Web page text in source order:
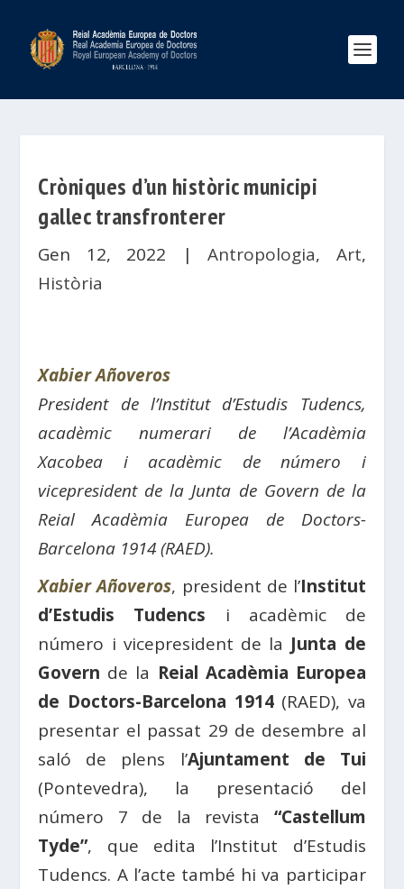
Cròniques d’un històric municipi
gallec transfronterer
Gen 12, 2022 |Antropologia, Art,
Història
Xabier Añoveros
President de l’Institut d’Estudis Tudencs,
acadèmic numerari de l’Acadèmia
Xacobea i acadèmic de número i
vicepresident de la Junta de Govern de la
Reial Acadèmia Europea de Doctors-
Barcelona 1914 (RAED).
Xabier Añoveros, president de l’Institut
d’Estudis Tudencs i acadèmic de
número i vicepresident de la Junta de
Govern de la Reial Acadèmia Europea
de Doctors-Barcelona 1914(RAED), va
presentar el passat 29 de desembre al
saló de plens l’Ajuntament de Tui
(Pontevedra), la presentació del
número 7 de la revista “Castellum
Tyde”, que edita l’Institut d’Estudis
Tudencs. A l’acte també hi va participar